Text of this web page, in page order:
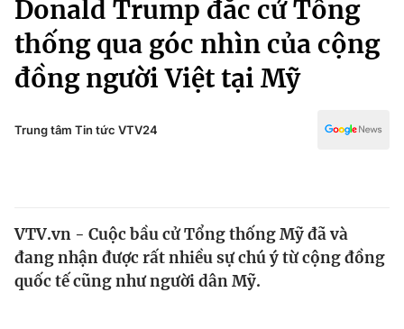
Chuyên mục
Chính trị
Thế giới
Thể thao
Truyền hình
Văn hóa - Giải trí
Donald Trump đắc cử Tổng
thống qua góc nhìn của cộng
đồng người Việt tại Mỹ
Trung tâm Tin tức VTV24
VTV.vn - Cuộc bầu cử Tổng thống Mỹ đã và
đang nhận được rất nhiều sự chú ý từ cộng đồng
quốc tế cũng như người dân Mỹ.